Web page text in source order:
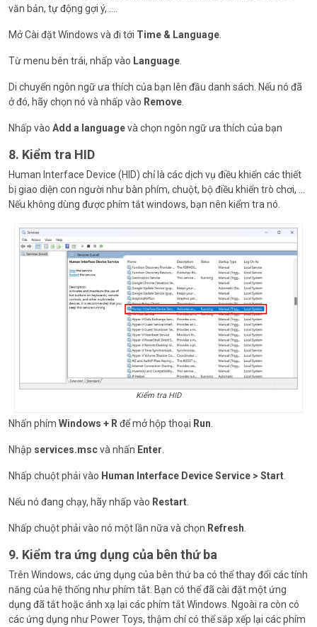
văn bản, tự động gợi ý, ….
Mở Cài đặt Windows và đi tới Time & Language
Từ menu bên trái, nhấp vào Language
Di chuyển ngôn ngữ ưa thích của bạn lên đầu danh sách. Nếu nó đã
ở đó, hãy chọn nó và nhấp vào Remove
Nhấp vào Add a languagevà chọn ngôn ngữ ưa thích của bạn
8. Kiểm tra HID
Human Interface Device (HID) chỉ là các dịch vụ điều khiển các thiết
bị giao diện con người như bàn phím, chuột, bộ điều khiển trò chơi, …
Nếu không dùng được phím tắt windows, bạn nên kiểm tra nó.
Kiểm tra HID
Nhấn phím Windows + Rđể mở hộp thoại Run.
Nhập services.mscvà nhấn Enter.
Nhấp chuột phải vào Human Interface Device Service > Start.
Nếu nó đang chạy, hãy nhấp vào Restart.
Nhấp chuột phải vào nó một lần nữa và chọn Refresh.
9. Kiểm tra ứng dụng của bên thứ ba
Trên Windows, các ứng dụng của bên thứ ba có thể thay đổi các tính
năng của hệ thống như phím tắt. Bạn có thể đã cài đặt một ứng
dụng đã tắt hoặc ánh xạ lại các phím tắt Windows. Ngoài ra còn có
các ứng dụng như Power Toys, thậm chí có thể sắp xếp lại các phím